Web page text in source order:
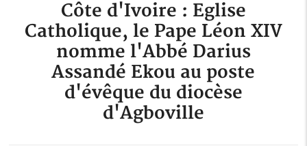
Côte d'Ivoire : Eglise
Catholique, le Pape Léon XIV
nomme l'Abbé Darius
Assandé Ekou au poste
d'évêque du diocèse
d'Agboville